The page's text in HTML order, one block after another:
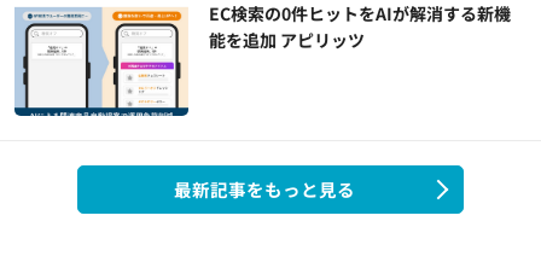
EC検索の0件ヒットをAIが解消する新機
能を追加 アピリッツ
最新記事をもっと見る